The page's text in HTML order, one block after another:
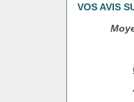
VOS AVIS